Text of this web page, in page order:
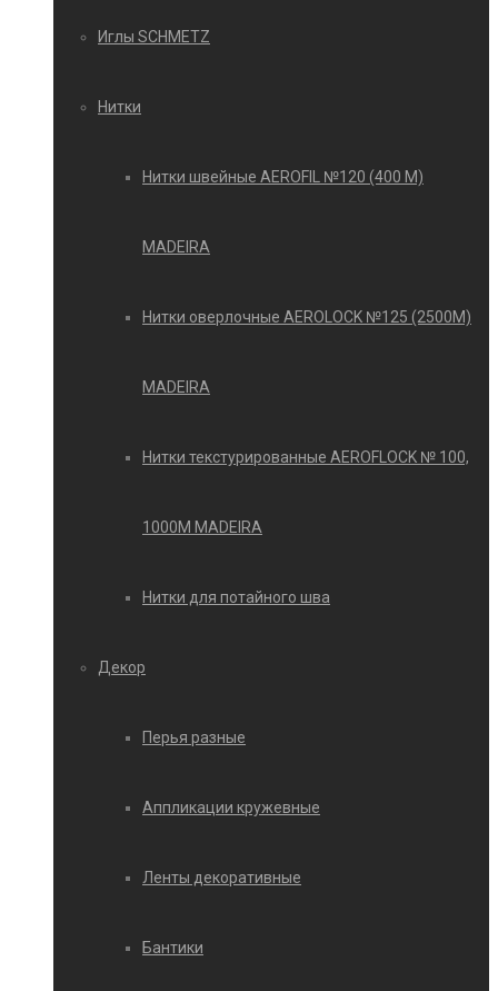
Иглы SCHMETZ
Нитки
Нитки швейные AEROFIL №120 (400 М)
MADEIRA
Нитки оверлочные AEROLOCK №125 (2500М)
MADEIRA
Нитки текстурированные AEROFLOCK № 100,
1000М MADEIRA
Нитки для потайного шва
Декор
Перья разные
Аппликации кружевные
Ленты декоративные
Бантики